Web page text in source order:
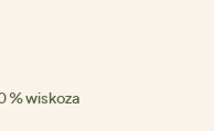
% wiskoza